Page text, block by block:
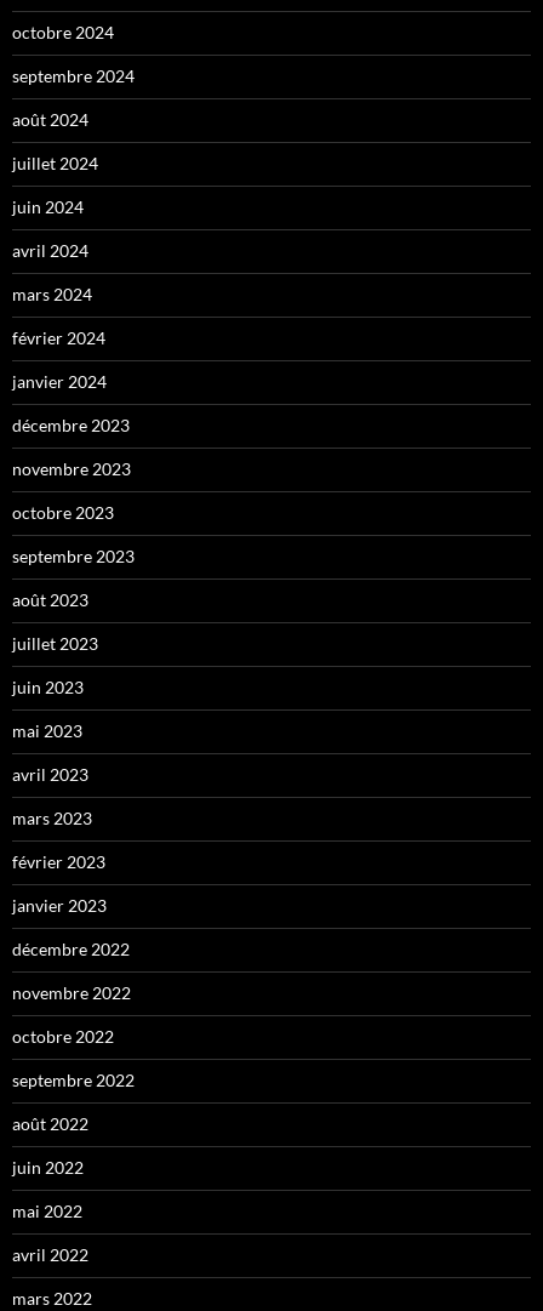
octobre 2024
septembre 2024
août 2024
juillet 2024
juin 2024
avril 2024
mars 2024
février 2024
janvier 2024
décembre 2023
novembre 2023
octobre 2023
septembre 2023
août 2023
juillet 2023
juin 2023
mai 2023
avril 2023
mars 2023
février 2023
janvier 2023
décembre 2022
novembre 2022
octobre 2022
septembre 2022
août 2022
juin 2022
mai 2022
avril 2022
mars 2022